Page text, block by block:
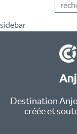
sidebar
Destination
créée et